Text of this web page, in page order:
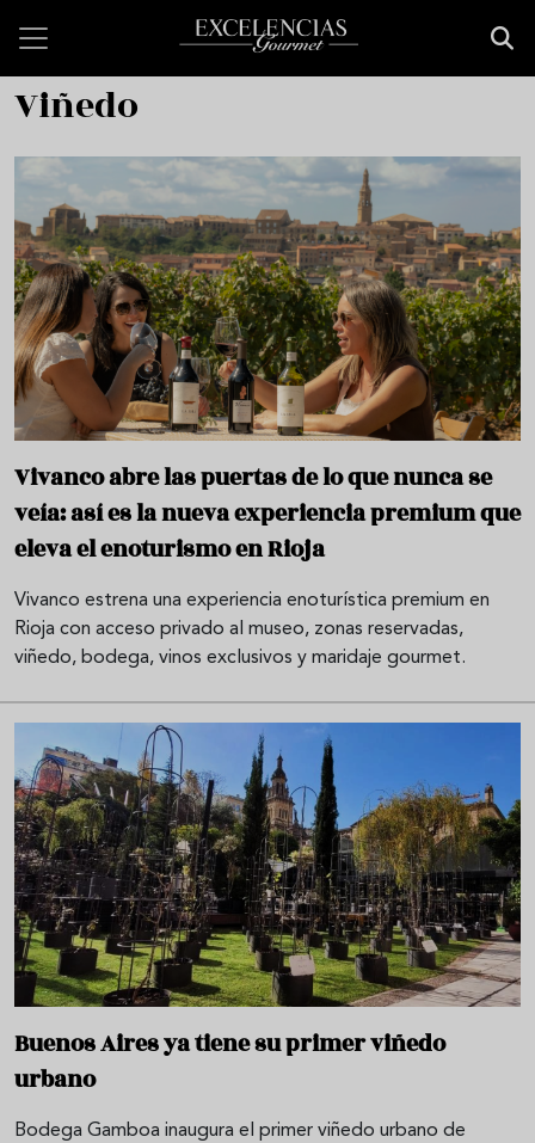
Viñedo
Vivanco abre las puertas de lo que nunca se
veía: así es la nueva experiencia premium que
eleva el enoturismo en Rioja
Vivanco estrena una experiencia enoturística premium en
Rioja con acceso privado al museo, zonas reservadas,
viñedo, bodega, vinos exclusivos y maridaje gourmet.
Buenos Aires ya tiene su primer viñedo
urbano
Bodega Gamboa inaugura el primer viñedo urbano de